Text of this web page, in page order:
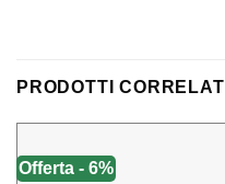
PRODOTTI CORRELATI
Offerta - 6%